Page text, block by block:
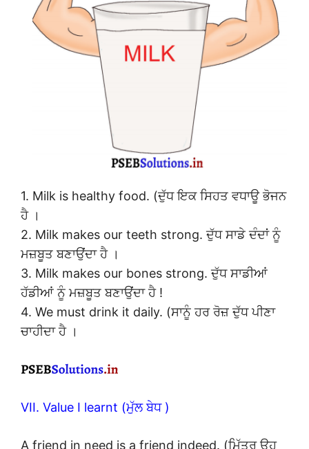
1. Milk is healthy food. (ਦੁੱਧ ਇਕ ਸਿਹਤ ਵਧਾਊ ਭੋਜਨ
ਹੈ ।
2. Milk makes our teeth strong. ਦੁੱਧ ਸਾਡੇ ਦੰਦਾਂ ਨੂੰ
ਮਜ਼ਬੂਤ ਬਣਾਉਂਦਾ ਹੈ ।
3. Milk makes our bones strong. ਦੁੱਧ ਸਾਡੀਆਂ
ਹੱਡੀਆਂ ਨੂੰ ਮਜ਼ਬੂਤ ਬਣਾਉਂਦਾ ਹੈ !
4. We must drink it daily. (ਸਾਨੂੰ ਹਰ ਰੋਜ਼ ਦੁੱਧ ਪੀਣਾ
ਚਾਹੀਦਾ ਹੈ ।
VII. Value I learnt (ਮੁੱਲ ਬੇਧ )
A friend in need is a friend indeed. (ਮਿੱਤਰ ਉਹ